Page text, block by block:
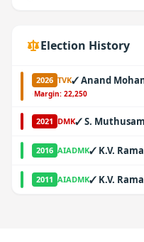
Election History
2026 TVK✓Anand
·Margin: 22,250
2021 DMK✓S.
2016 AIADMK✓ K.V.
2011 AIADMK✓ K.V.